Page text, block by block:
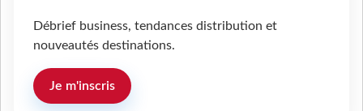
Débrief business, tendances distribution et
nouveautés destinations.
Je m'inscris